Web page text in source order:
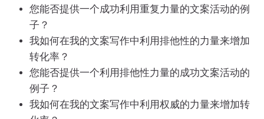
您能否提供一个成功利用重复力量的文案活动的例
子？
我如何在我的文案写作中利用排他性的力量来增加
转化率？
您能否提供一个利用排他性力量的成功文案活动的
例子？
我如何在我的文案写作中利用权威的力量来增加转